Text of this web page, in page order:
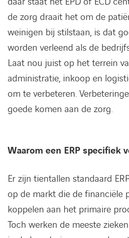
de zorg draait het om de
weinigen bij stilstaan, is dat
worden verleend als de
Laat nou juist op het terrein
administratie, inkoop en
om te verbeteren.
goede komen aan de zorg.
Waarom een ERP specifiek
Er zijn tientallen standaard
op de markt die de financiële
koppelen aan het primaire
Toch werken de meeste